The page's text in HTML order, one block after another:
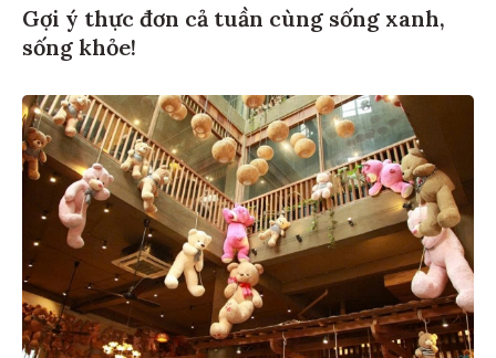
Gợi ý thực đơn cả tuần cùng sống xanh,
sống khỏe!